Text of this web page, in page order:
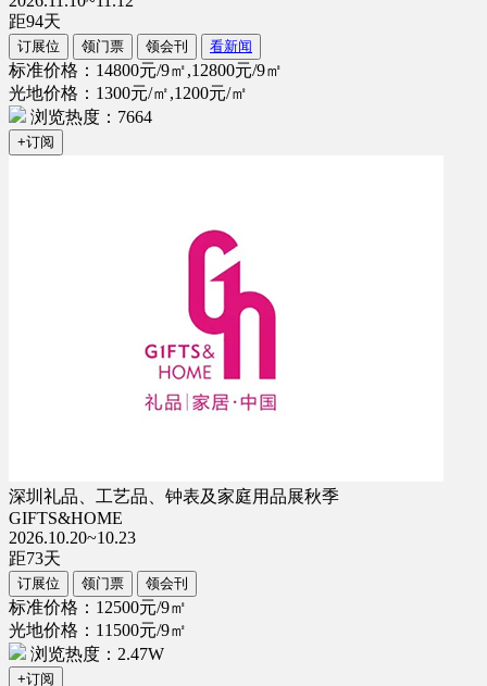
距94天
订展位 领门票 领会刊 看新闻
标准价格：14800元/9㎡,12800元/9㎡
光地价格：1300元/㎡,1200元/㎡
浏览热度：7664
+订阅
深圳礼品、工艺品、钟表及家庭用品展秋季
GIFTS&HOME
2026.10.20~10.23
距73天
订展位 领门票 领会刊
标准价格：12500元/9㎡
光地价格：11500元/9㎡
浏览热度：2.47W
+订阅